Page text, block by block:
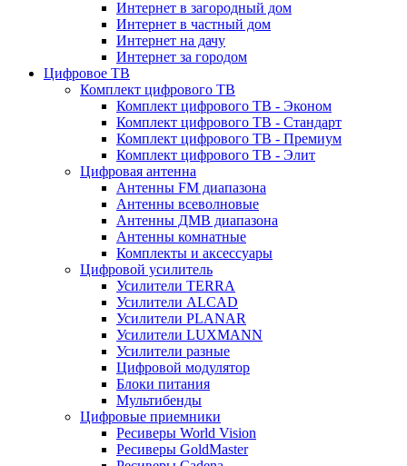
Интернет в загородный дом
Интернет в частный дом
Интернет на дачу
Интернет за городом
Цифровое ТВ
Комплект цифрового ТВ
Комплект цифрового ТВ - Эконом
Комплект цифрового ТВ - Стандарт
Комплект цифрового ТВ - Премиум
Комплект цифрового ТВ - Элит
Цифровая антенна
Антенны FM диапазона
Антенны всеволновые
Антенны ДМВ диапазона
Антенны комнатные
Комплекты и аксессуары
Цифровой усилитель
Усилители TERRA
Усилители ALCAD
Усилители PLANAR
Усилители LUXMANN
Усилители разные
Цифровой модулятор
Блоки питания
Мультибенды
Цифровые приемники
Ресиверы World Vision
Ресиверы GoldMaster